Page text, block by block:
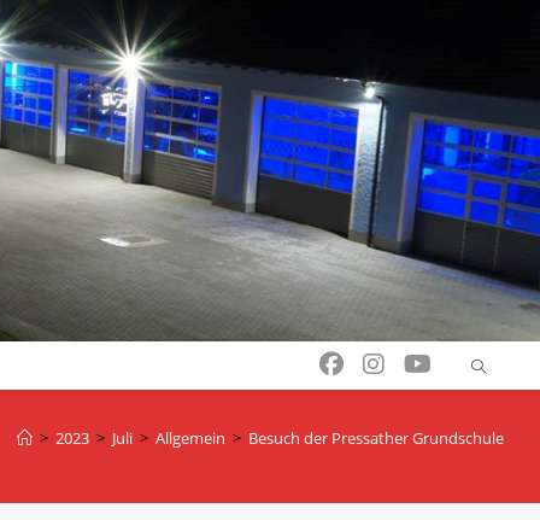
> 2023 > Juli > Allgemein > Besuch der Pressather Grundschule